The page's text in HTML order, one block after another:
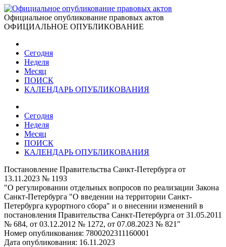
Официальное опубликование правовых актов
ОФИЦИАЛЬНОЕ ОПУБЛИКОВАНИЕ
Сегодня
Неделя
Месяц
ПОИСК
КАЛЕНДАРЬ ОПУБЛИКОВАНИЯ
Сегодня
Неделя
Месяц
ПОИСК
КАЛЕНДАРЬ ОПУБЛИКОВАНИЯ
Постановление Правительства Санкт-Петербурга от
13.11.2023 № 1193
"О регулировании отдельных вопросов по реализации Закона
Санкт-Петербурга "О введении на территории Санкт-
Петербурга курортного сбора" и о внесении изменений в
постановления Правительства Санкт-Петербурга от 31.05.2011
№ 684, от 03.12.2012 № 1272, от 07.08.2023 № 821"
Номер опубликования: 7800202311160001
Дата опубликования: 16.11.2023